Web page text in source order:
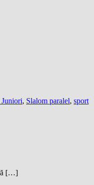
, Slalom paralel, sport
[…]